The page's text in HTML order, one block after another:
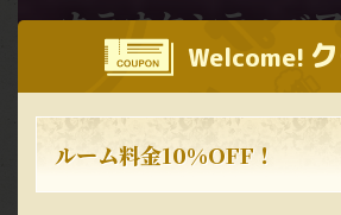
Welcome!
ルーム料金10%OFF！
カラオケシティベ
町店
東京都江東区富岡１-5-5 NSB 3F
https://citybearmonzen.owst.jp/
お店情報をコピー